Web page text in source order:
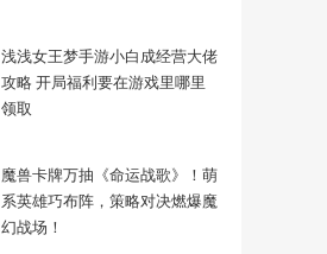
浅浅女王梦手游小白成经营大佬
攻略 开局福利要在游戏里哪里
领取
魔兽卡牌万抽《命运战歌》！萌
系英雄巧布阵，策略对决燃爆魔
幻战场！